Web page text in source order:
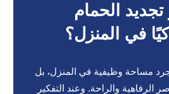
تجديد الحمام
في المنزل؟
مساحة وظيفية في المنزل، بل
الرفاهية والراحة. وعند التفكير